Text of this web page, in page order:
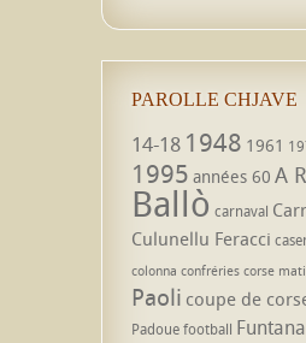
PAROLLE CHJAVE
14-18 1948 1961
1995 années 60 A
Ballò carnaval
Culunellu Feracci
colonna confréries corse
Paoli coupe de
Padouefootball Funtana